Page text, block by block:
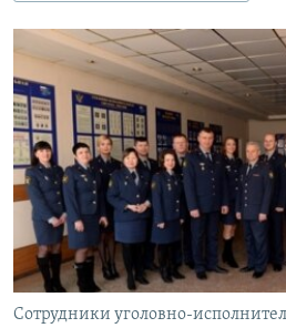
СИБИРЬ.РЕАЛИИ
РАСПИСАНИЕ ВЕЩАНИЯ
ПОДПИШИТЕСЬ НА РАССЫЛКУ
СОЦИАЛЬНЫЕ СЕТИ
Сотрудники уголовно-